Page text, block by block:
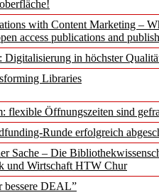
with Content Marketing –
access publications and
Digitalisierung in höchster
Libraries
flexible Öffnungszeiten sind
Runde erfolgreich
Sache – Die
und Wirtschaft HTW Chur
bessere DEAL”
2026(August